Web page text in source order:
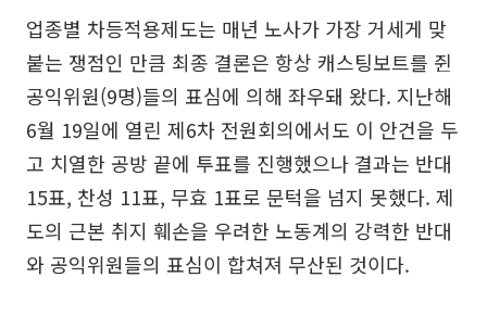
업종별 차등적용제도는 매년 노사가 가장 거세게 맞
붙는 쟁점인 만큼 최종 결론은 항상 캐스팅보트를 쥔
공익위원(9명)들의 표심에 의해 좌우돼 왔다. 지난해
6월 19일에 열린 제6차 전원회의에서도 이 안건을 두
고 치열한 공방 끝에 투표를 진행했으나 결과는 반대
15표, 찬성 11표, 무효 1표로 문턱을 넘지 못했다. 제
도의 근본 취지 훼손을 우려한 노동계의 강력한 반대
와 공익위원들의 표심이 합쳐져 무산된 것이다.